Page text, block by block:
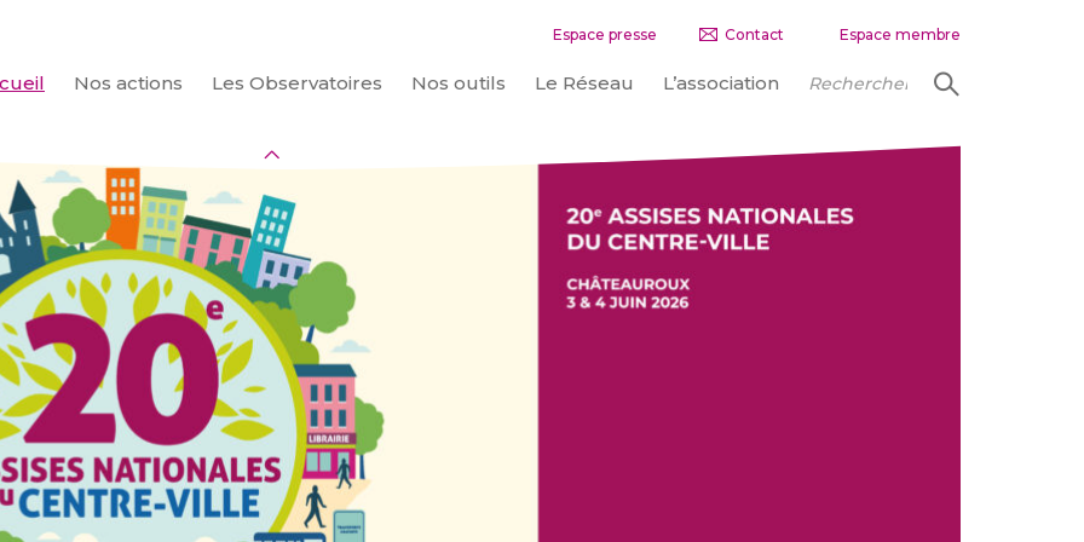
Espace presse Contact Espace membre
Nos actions Les Observatoires Nos outils Le Réseau L’association
CHERCHER